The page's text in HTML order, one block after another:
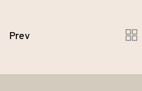
Prev